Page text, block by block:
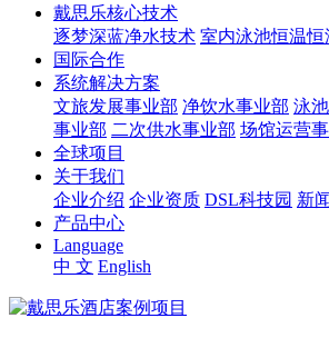
戴思乐核心技术
逐梦深蓝净水技术 室内泳池恒温恒
国际合作
系统解决方案
文旅发展事业部 净饮水事业部 泳
事业部 二次供水事业部 场馆运营
全球项目
关于我们
企业介绍 企业资质 DSL科技园 新
产品中心
Language
中 文 English